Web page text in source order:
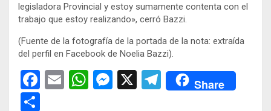
legisladora Provincial y estoy sumamente contenta con el
trabajo que estoy realizando», cerró Bazzi.
(Fuente de la fotografía de la portada de la nota: extraída
del perfil en Facebook de Noelia Bazzi).
F
E
W M X
T
Share